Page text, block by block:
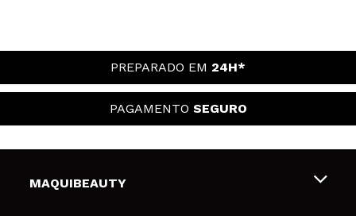
PREPARADO EM 24H*
PAGAMENTO SEGURO
MAQUIBEAUTY